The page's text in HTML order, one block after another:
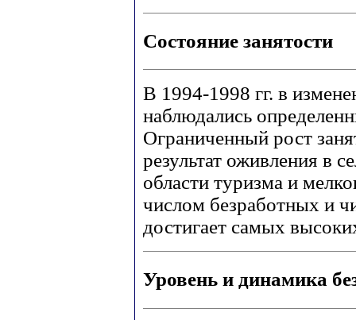
Состояние занятости
В 1994-1998 гг. в
наблюдались
Ограниченный рост
результат оживления в
области туризма и
числом безработных и
достигает самых
Уровень и динамика